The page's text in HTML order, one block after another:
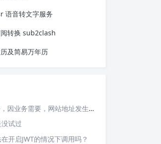
语音转文字服务
转换 sub2clash
及简易万年历
，信息如下： 网站名称: 新锐博客 网站地址: https://blog.xrbk.cn 网站图标: https://blog.xrbk.cn/favicon.png 网站描述: 记录学习与分享资源 RSS地址：https://blog.xrbk.cn/atom.xml 请您及时更新，给你带来的不便敬请谅解
试过
开启JWT的情况下调用吗？